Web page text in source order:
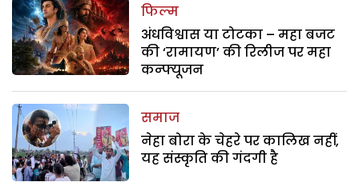
फिल्म
अंधविश्वास या टोटका – महा बजट
की ‘रामायण’ की रिलीज पर महा
कन्फ्यूजन
समाज
नेहा बोरा के चेहरे पर कालिख नहीं,
यह संस्कृति की गंदगी है